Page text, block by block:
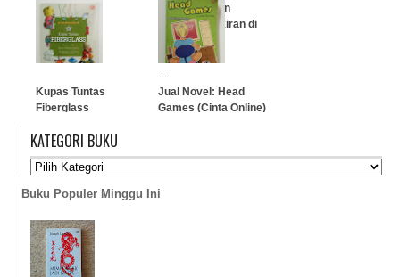
…
(Membuktikan
Kekuatan Pikiran di
Zaman Kita)
Kupas Tuntas
Fiberglass
…
Jual Novel: Head
Games (Cinta Online)
KATEGORI BUKU
Buku Populer Minggu Ini